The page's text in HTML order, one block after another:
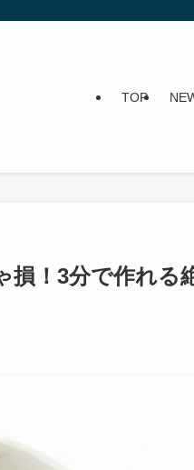
TOP
損！3分で作れる